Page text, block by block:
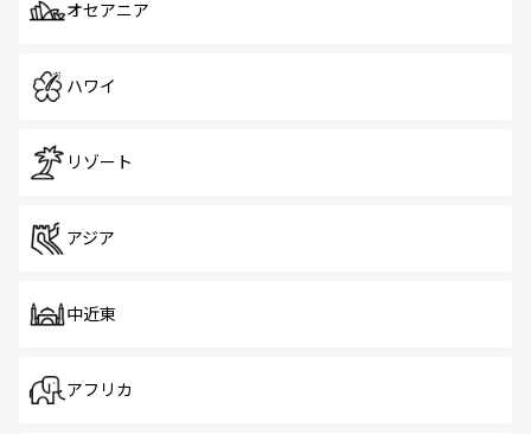
オセアニア
ハワイ
リゾート
アジア
中近東
アフリカ